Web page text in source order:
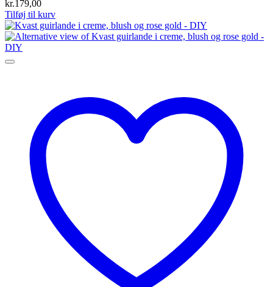
kr.179,00
Tilføj til kurv